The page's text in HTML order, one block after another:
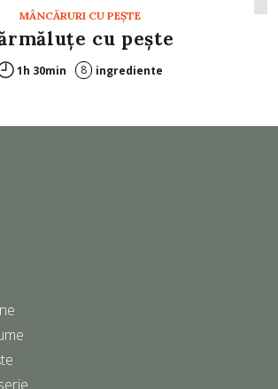
MÂNCĂRURI CU PEŞTE
cu peşte
1h 30min 8 ingrediente